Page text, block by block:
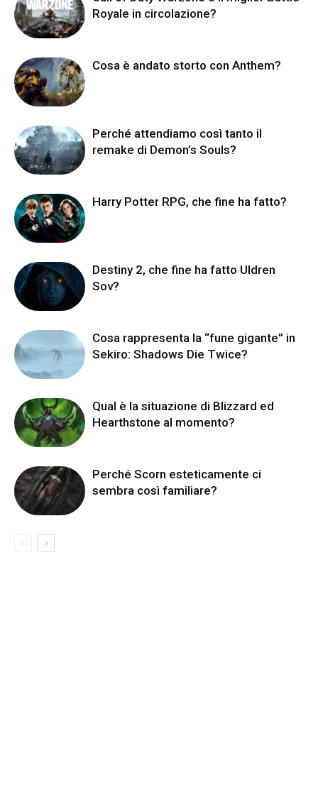
Royale in circolazione?
Cosa è andato storto con Anthem?
Perché attendiamo così tanto il
remake di Demon’s Souls?
Harry Potter RPG, che fine ha fatto?
Destiny 2, che fine ha fatto Uldren
Sov?
Cosa rappresenta la “fune gigante” in
Sekiro: Shadows Die Twice?
Qual è la situazione di Blizzard ed
Hearthstone al momento?
Perché Scorn esteticamente ci
sembra così familiare?